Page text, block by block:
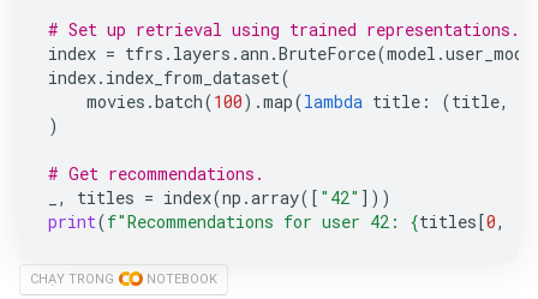
# Set up retrieval using trained representations.
index = tfrs . layers .ann .BruteForce(model .
index. index_from_dataset(
movies .batch(100) .map(lambda title : (title,
)
# Get recommendations.
, titles = index(np .array([ "42" ]))
print(f"Recommendations for user 42: {titles[0,
CHẠY TRONG NOTEBOOK